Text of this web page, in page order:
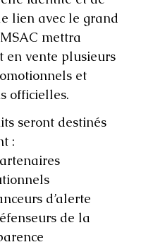
lien avec le grand
mettra
en vente plusieurs
et
officielles.
seront destinés
:
d’alerte
de la